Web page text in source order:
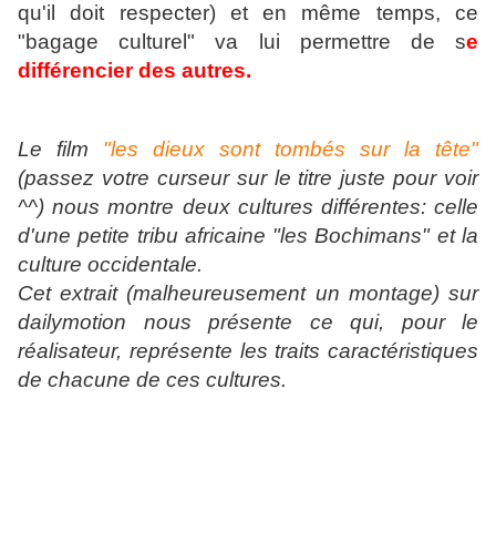
qu'il doit respecter) et en même temps, ce
"bagage culturel" va lui permettre de se
différencier des autres.
Le film "les dieux sont tombés sur la tête"
(passez votre curseur sur le titre juste pour voir
^^) nous montre deux cultures différentes: celle
d'une petite tribu africaine "les Bochimans" et la
culture occidentale.
Cet extrait (malheureusement un montage) sur
dailymotion nous présente ce qui, pour le
réalisateur, représente les traits caractéristiques
de chacune de ces cultures.